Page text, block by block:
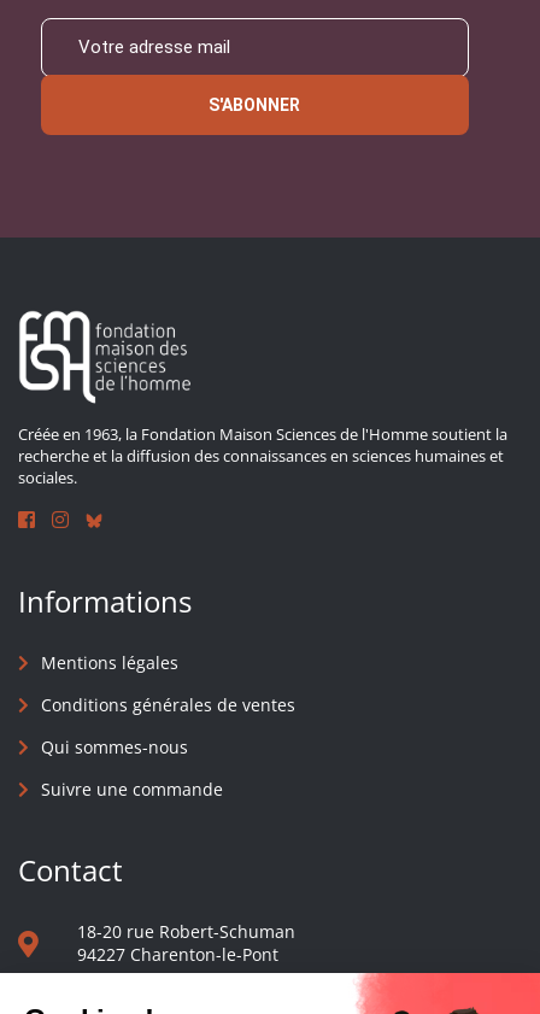
S'ABONNER
Créée en 1963, la Fondation Maison Sciences de l'Homme soutient la
recherche et la diffusion des connaissances en sciences humaines et
sociales.
Informations
Mentions légales
Conditions générales de ventes
Qui sommes-nous
Suivre une commande
Contact
18-20 rue Robert-Schuman
94227 Charenton-le-Pont